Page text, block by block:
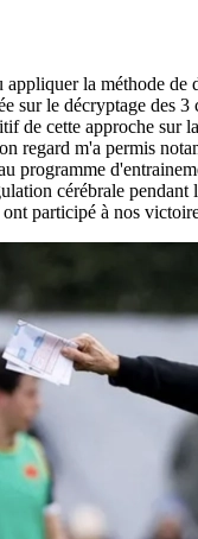
la méthode de
sur le décryptage des 3
de cette approche sur
regard m'a permis
programme
cérébrale pendant
participé à nos